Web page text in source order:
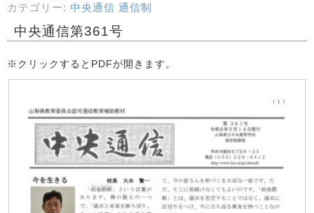
カテゴリー: 中央通信 通信制
中央通信第361号
※クリックするとPDFが開きます。